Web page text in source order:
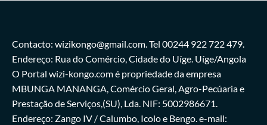
Contacto: wizikongo@gmail.com. Tel 00244 922 722 479.
Endereço: Rua do Comércio, Cidade do Uíge. Uíge/Angola
O Portal wizi-kongo.com é propriedade da empresa
MBUNGA MANANGA, Comércio Geral, Agro-Pecúaria e
Prestação de Serviços,(SU), Lda. NIF: 5002986671.
Endereço: Zango IV / Calumbo, Icolo e Bengo. e-mail: